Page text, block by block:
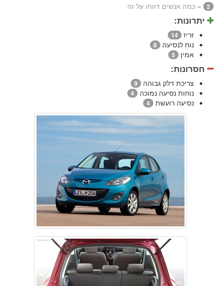
2 = כמה אנשים דווחו על זה
יתרונות:
זריז 14
נוח לנסיעה 8
אמין 5
חסרונות:
צריכת דלק גבוהה 9
נוחות נסיעה נמוכה 4
נסיעה רועשת 4